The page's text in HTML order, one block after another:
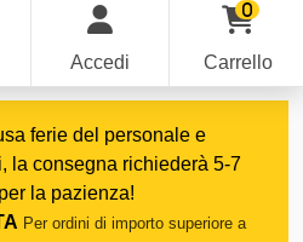
Accedi
0
Carrello
ferie del personale e
la consegna richiederà 5-7
la pazienza!
Per ordini di importo superiore a